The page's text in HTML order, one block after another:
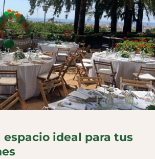
espacio ideal para tus